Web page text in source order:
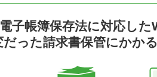
子帳簿保存法に対応し
った請求書保管にかか